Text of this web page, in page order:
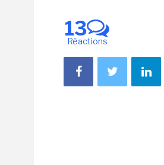
13
Réactions